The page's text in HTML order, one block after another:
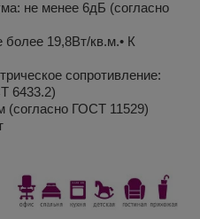
не менее 6дБ (согласно
более 19,8Вт/кв.м.• К
сопротивление:
6433.2)
(согласно ГОСТ 11529)